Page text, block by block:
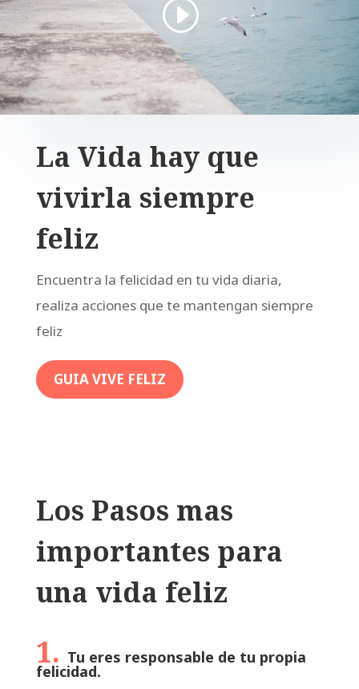
La Vida hay que
vivirla siempre
feliz
Encuentra la felicidad en tu vida diaria,
realiza acciones que te mantengan siempre
feliz
GUIA VIVE FELIZ
Los Pasos mas
importantes para
una vida feliz
1. Tu eres responsable de tu propia
felicidad.